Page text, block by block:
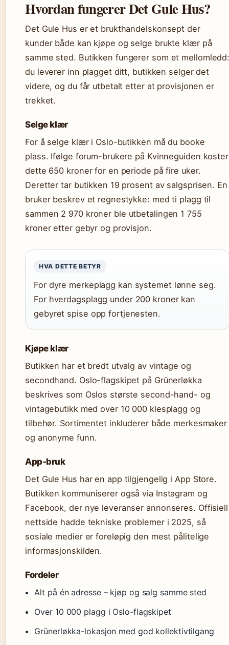
Hvordan fungerer Det Gule Hus?
Det Gule Hus er et brukthandelskonsept der
kunder både kan kjøpe og selge brukte klær på
samme sted. Butikken fungerer som et
du leverer inn plagget ditt, butikken selger det
videre, og du får utbetalt etter at provisjonen er
trekket.
Selge klær
For å selge klær i Oslo-butikken må du booke
plass. Ifølge forum-brukere på Kvinneguiden koster
dette 650 kroner for en periode på fire uker.
Deretter tar butikken 19 prosent av salgsprisen. En
bruker beskrev et regnestykke: med ti plagg til
sammen 2 970 kroner ble utbetalingen 1 755
kroner etter gebyr og provisjon.
HVA DETTE BETYR
For dyre merkeplagg kan systemet lønne seg.
For hverdagsplagg under 200 kroner kan
gebyret spise opp fortjenesten.
Kjøpe klær
Butikken har et bredt utvalg av vintage og
secondhand. Oslo-flagskipet på Grünerløkka
beskrives som Oslos største second-hand- og
vintagebutikk med over 10 000 klesplagg og
tilbehør. Sortimentet inkluderer både merkesmaker
og anonyme funn.
App-bruk
Det Gule Hus har en app tilgjengelig i App Store.
Butikken kommuniserer også via Instagram og
Facebook, der nye leveranser annonseres. Offisiell
nettside hadde tekniske problemer i 2025, så
sosiale medier er foreløpig den mest pålitelige
informasjonskilden.
Fordeler
Alt på én adresse – kjøp og salg samme sted
Over 10 000 plagg i Oslo-flagskipet
Grünerløkka-lokasjon med god kollektivtilgang